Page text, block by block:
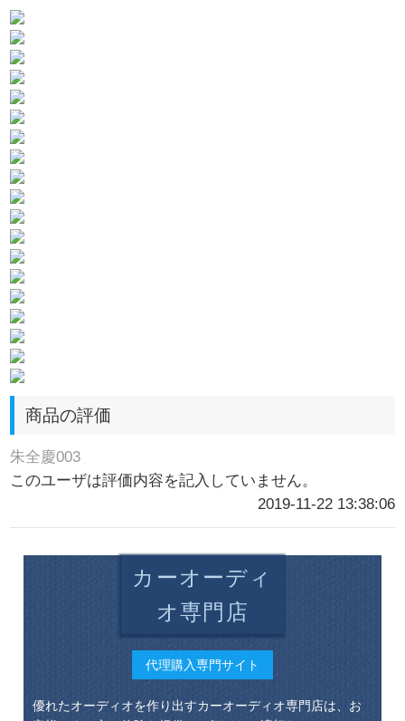
商品の評価
朱全慶003
このユーザは評価内容を記入していません。
2019-11-22 13:38:06
カーオーディ
オ専門店
代理購入専門サイト
優れたオーディオを作り出すカーオーディオ専門店は、お